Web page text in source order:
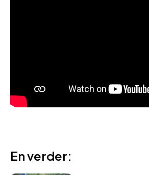
En verder: